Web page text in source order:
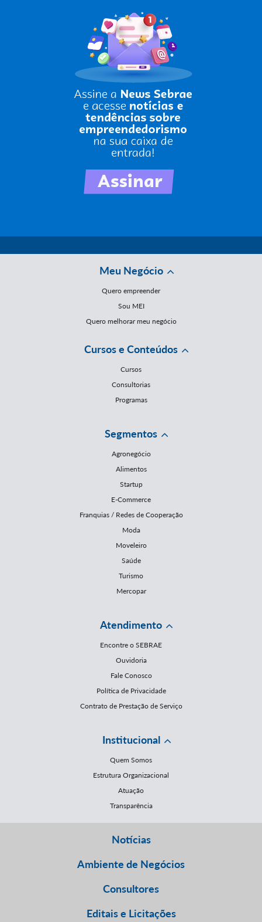
Meu Negócio
Quero empreender
Sou MEI
Quero melhorar meu negócio
Cursos e Conteúdos
Cursos
Consultorias
Programas
Segmentos
Agronegócio
Alimentos
Startup
E-Commerce
Franquias / Redes de Cooperação
Moda
Moveleiro
Saúde
Turismo
Mercopar
Atendimento
Encontre o SEBRAE
Ouvidoria
Fale Conosco
Política de Privacidade
Contrato de Prestação de Serviço
Institucional
Quem Somos
Estrutura Organizacional
Atuação
Transparência
Notícias
Ambiente de Negócios
Consultores
Editais e Licitações